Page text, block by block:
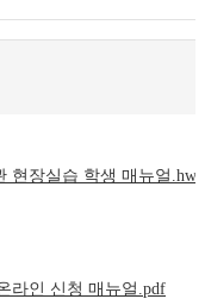
현장실습 학생 매뉴얼.hwp
라인 신청 매뉴얼.pdf